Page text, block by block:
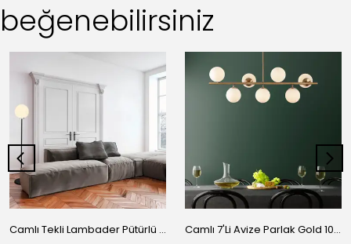
beğenebilirsiniz
Camlı Tekli Lambader Pütürlü Siyah 4076 Camlı 7'Li Avize Parlak Gold 10535